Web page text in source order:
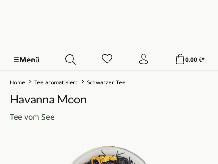
Menü 0,00 €*
Home Tee aromatisiert Schwarzer Tee
Havanna Moon
Tee vom See
Bildergalerie überspringen